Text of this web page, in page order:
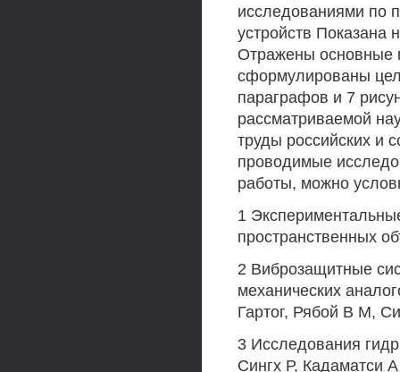
исследованиями по
устройств Показана
Отражены основные
сформулированы
параграфов и 7
рассматриваемой
труды российских и
проводимые
работы, можно
1
пространственных
2 Виброзащитные
механических
Гартог, Рябой В М,
3 Исследования
Сингх Р, Кадаматси